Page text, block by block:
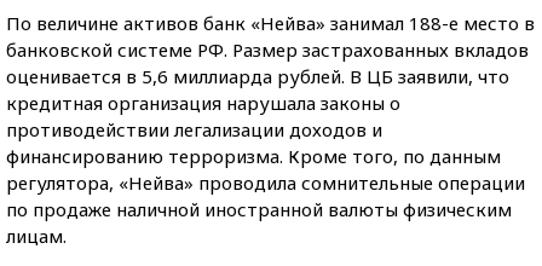
По величине активов банк «Нейва» занимал 188-е место в
банковской системе РФ. Размер застрахованных вкладов
оценивается в 5,6 миллиарда рублей. В ЦБ заявили, что
кредитная организация нарушала законы о
противодействии легализации доходов и
финансированию терроризма. Кроме того, по данным
регулятора, «Нейва» проводила сомнительные операции
по продаже наличной иностранной валюты физическим
лицам.